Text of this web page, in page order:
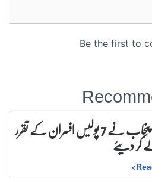
آئی جی پنجاب نے 7 پولیس افسران کے تقرر کر دیئے
>